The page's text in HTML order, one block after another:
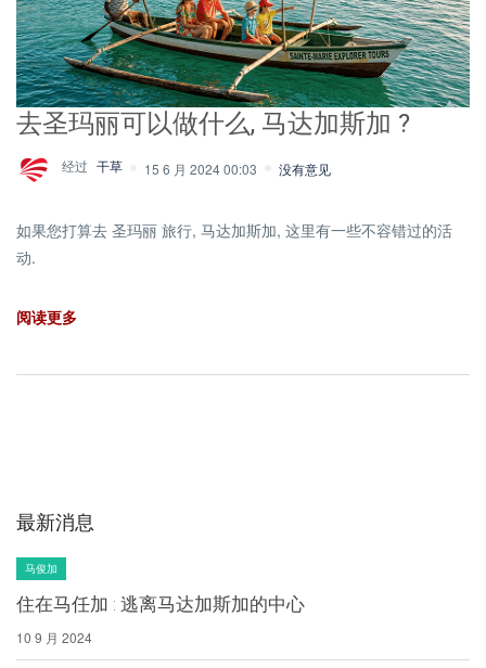
去圣玛丽可以做什么, 马达加斯加 ?
经过 干草 15 6 月 2024 00:03 没有意见
如果您打算去 圣玛丽 旅行, 马达加斯加, 这里有一些不容错过的活
动.
阅读更多
最新消息
马俊加
住在马任加 : 逃离马达加斯加的中心
10 9 月 2024